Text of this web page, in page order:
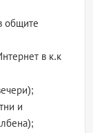
общите
в к.к
и